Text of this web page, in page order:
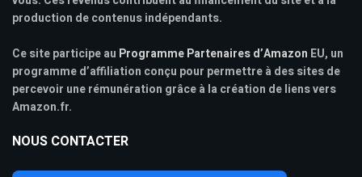
production de contenus indépendants.
Ce site participe au Programme Partenaires d’Amazon EU, un
programme d’affiliation conçu pour permettre à des sites de
percevoir une rémunération grâce à la création de liens vers
Amazon.fr.
NOUS CONTACTER